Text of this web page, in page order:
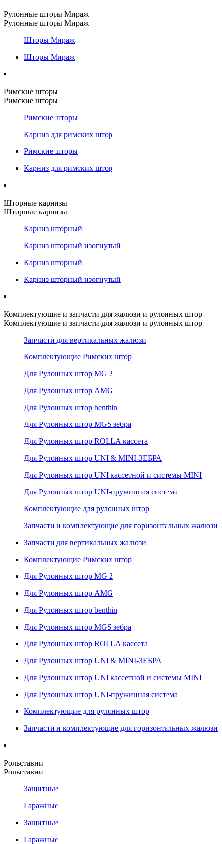
Рулонные шторы Мираж
Рулонные шторы Мираж
Шторы Мираж
Шторы Мираж
Римские шторы
Римские шторы
Римские шторы
Карниз для римских штор
Римские шторы
Карниз для римских штор
Шторные карнизы
Шторные карнизы
Карниз шторный
Карниз шторный изогнутый
Карниз шторный
Карниз шторный изогнутый
Комплектующие и запчасти для жалюзи и рулонных штор
Комплектующие и запчасти для жалюзи и рулонных штор
Запчасти для вертикальных жалюзи
Комплектующие Римских штор
Для Рулонных штор MG 2
Для Рулонных штор AMG
Для Рулонных штор benthin
Для Рулонных штор MGS зебра
Для Рулонных штор ROLLA кассета
Для Рулонных штор UNI & MINI-ЗЕБРА
Для Рулонных штор UNI кассетной и системы MINI
Для Рулонных штор UNI-пружинная система
Комплектующие для рулонных штор
Запчасти и комплектующие для горизонтальных жалюзи
Запчасти для вертикальных жалюзи
Комплектующие Римских штор
Для Рулонных штор MG 2
Для Рулонных штор AMG
Для Рулонных штор benthin
Для Рулонных штор MGS зебра
Для Рулонных штор ROLLA кассета
Для Рулонных штор UNI & MINI-ЗЕБРА
Для Рулонных штор UNI кассетной и системы MINI
Для Рулонных штор UNI-пружинная система
Комплектующие для рулонных штор
Запчасти и комплектующие для горизонтальных жалюзи
Рольставни
Рольставни
Защитные
Гаражные
Защитные
Гаражные